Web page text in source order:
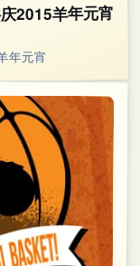
2015羊年元宵
年元宵